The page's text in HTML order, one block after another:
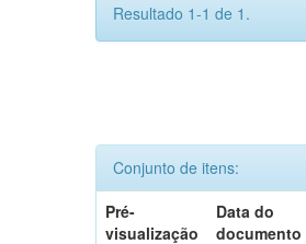
Resultado 1-1 de 1.
Conjunto de itens:
Pré-
visualização
Data do
documento